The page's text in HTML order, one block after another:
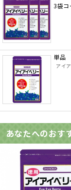
3袋コ
単品
アイ
あなたへのおす